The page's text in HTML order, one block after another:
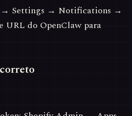
→ Settings → Notifications →
URL do OpenClaw para